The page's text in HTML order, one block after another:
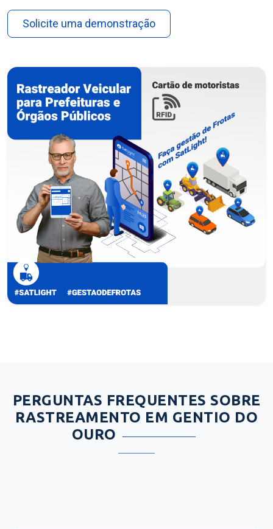
Solicite uma demonstração
PERGUNTAS FREQUENTES SOBRE
RASTREAMENTO EM GENTIO DO
OURO